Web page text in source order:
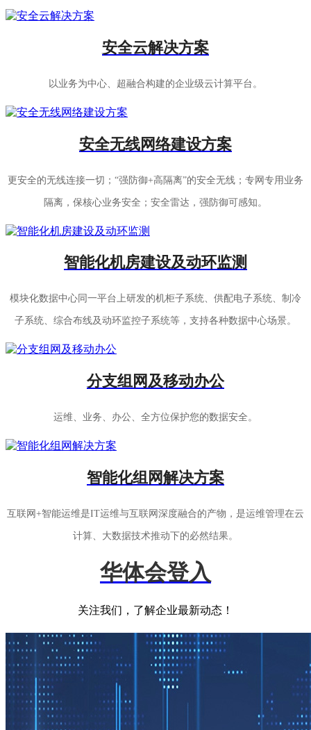
安全云解决方案
以业务为中心、超融合构建的企业级云计算平台。
安全无线网络建设方案
更安全的无线连接一切；“强防御+高隔离”的安全无线；专网专用业务
隔离，保核心业务安全；安全雷达，强防御可感知。
智能化机房建设及动环监测
模块化数据中心同一平台上研发的机柜子系统、供配电子系统、制冷
子系统、综合布线及动环监控子系统等，支持各种数据中心场景。
分支组网及移动办公
运维、业务、办公、全方位保护您的数据安全。
智能化组网解决方案
互联网+智能运维是IT运维与互联网深度融合的产物，是运维管理在云
计算、大数据技术推动下的必然结果。
华体会登入
关注我们，了解企业最新动态！